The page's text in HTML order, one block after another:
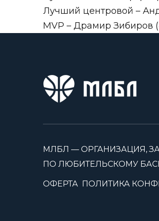
Лучший центровой –
MVP – Драмир Зибиров
МЛБЛ — ОРГАНИЗАЦИЯ,
ПО ЛЮБИТЕЛЬСКОМУ
ОФЕРТА ПОЛИТИКА